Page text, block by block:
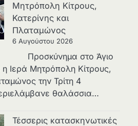
Μητρόπολη Κίτρους,
Κατερίνης και
Πλαταμώνος
6 Αυγούστου 2026
Προσκύνημα στο Άγιο
Ιερά Μητρόπολη Κίτρους,
την Τρίτη 4
θαλάσσια…
Τέσσερις κατασκηνωτικές